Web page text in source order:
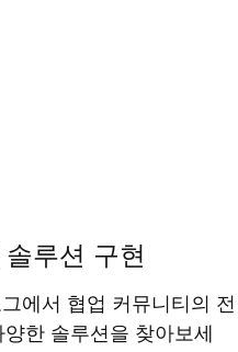
루션 구현
에서 협업 커뮤니티의 전
한 솔루션을 찾아보세